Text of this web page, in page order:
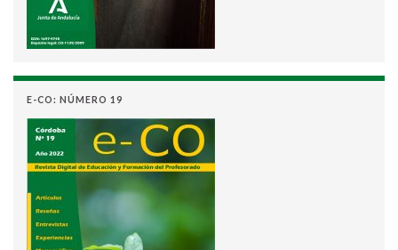
E-CO: NÚMERO 19